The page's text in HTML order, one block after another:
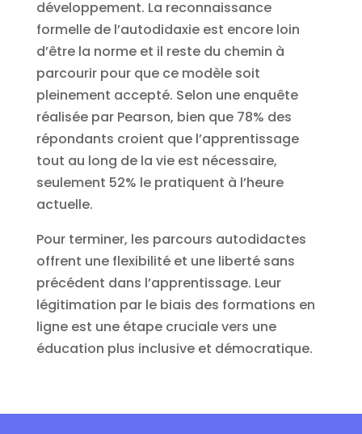
développement. La reconnaissance
formelle de l’autodidaxie est encore loin
d’être la norme et il reste du chemin à
parcourir pour que ce modèle soit
pleinement accepté. Selon une enquête
réalisée par Pearson, bien que 78% des
répondants croient que l’apprentissage
tout au long de la vie est nécessaire,
seulement 52% le pratiquent à l’heure
actuelle.
Pour terminer, les parcours autodidactes
offrent une flexibilité et une liberté sans
précédent dans l’apprentissage. Leur
légitimation par le biais des formations en
ligne est une étape cruciale vers une
éducation plus inclusive et démocratique.